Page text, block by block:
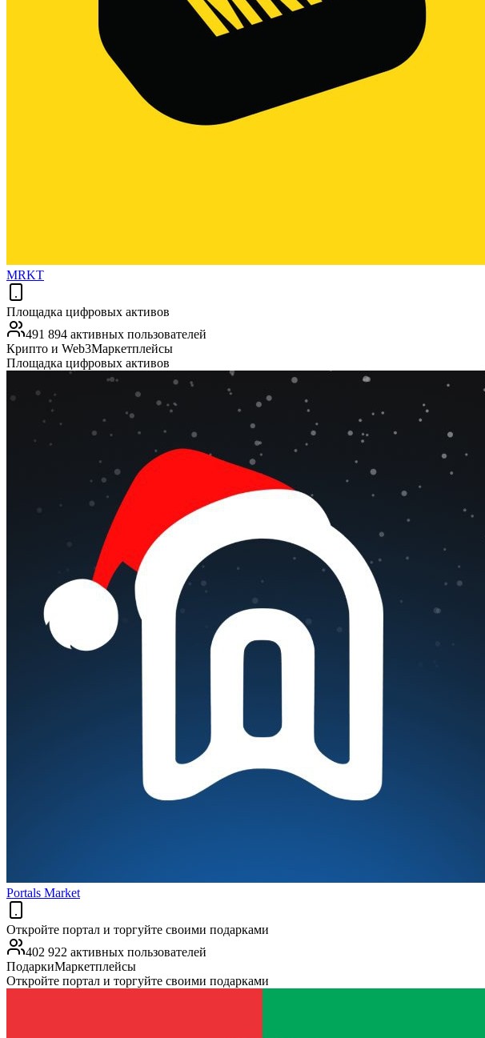
MRKT
Площадка цифровых активов
491 894 активных пользователей
Крипто и Web3Маркетплейсы
Площадка цифровых активов
Portals Market
Откройте портал и торгуйте своими подарками
402 922 активных пользователей
ПодаркиМаркетплейсы
Откройте портал и торгуйте своими подарками